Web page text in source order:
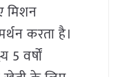
मिशन
करता है।
5 वर्षों